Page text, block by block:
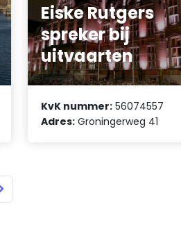
Eiske Rutgers
spreker bij
uitvaarten
KvK nummer: 56074557
Adres: Groningerweg 41